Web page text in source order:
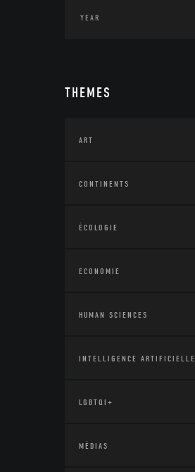
THEMES
ART
CONTINENTS
ÉCOLOGIE
ECONOMIE
HUMAN SCIENCES
INTELLIGENCE ARTIFICIELLE
LGBTQI+
MÉDIAS